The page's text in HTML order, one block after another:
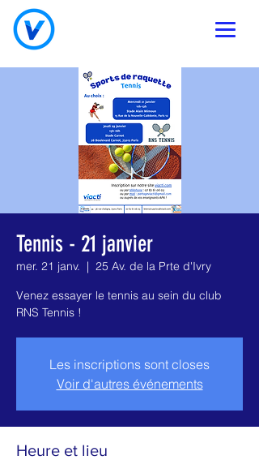
Tennis - 21 janvier
mer. 21 janv.
  |
25 Av. de la Prte d'Ivry
Venez essayer le tennis au sein du club
RNS Tennis !
Les inscriptions sont closes
Voir d'autres événements
Heure et lieu